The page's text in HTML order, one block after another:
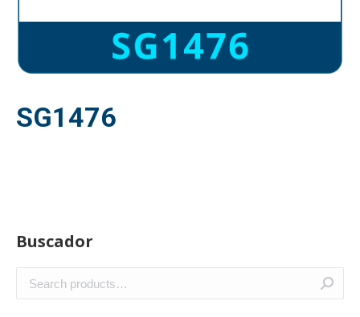
SG1476
Buscador